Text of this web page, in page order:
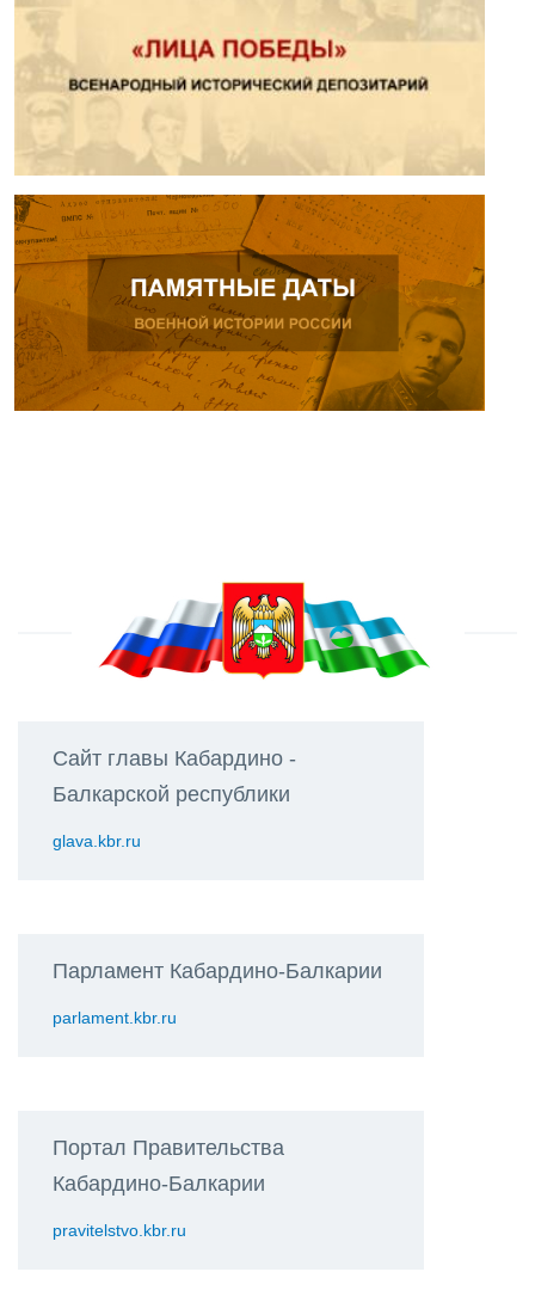
Сайт главы Кабардино -
Балкарской республики
glava.kbr.ru
Парламент Кабардино-Балкарии
parlament.kbr.ru
Портал Правительства
Кабардино-Балкарии
pravitelstvo.kbr.ru